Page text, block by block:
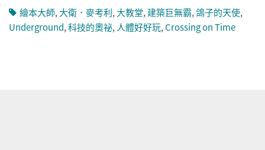
繪本大師,大衛．麥考利,大教堂,建築巨無霸,鴿子的天使,
Underground,科技的奧祕,人體好好玩,Crossing on Time